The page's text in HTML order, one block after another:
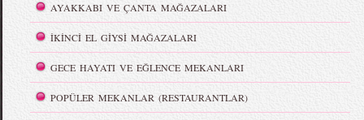
AYAKKABI VE ÇANTA MAĞAZALARI
İKİNCİ EL GİYSİ MAĞAZALARI
GECE HAYATI VE EĞLENCE MEKANLARI
POPÜLER MEKANLAR (RESTAURANTLAR)